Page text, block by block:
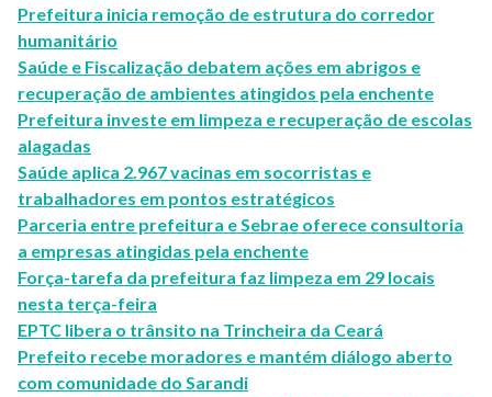
Prefeitura inicia remoção de estrutura do corredor
humanitário
Saúde e Fiscalização debatem ações em abrigos e
recuperação de ambientes atingidos pela enchente
Prefeitura investe em limpeza e recuperação de escolas
alagadas
Saúde aplica 2.967 vacinas em socorristas e
trabalhadores em pontos estratégicos
Parceria entre prefeitura e Sebrae oferece consultoria
a empresas atingidas pela enchente
Força-tarefa da prefeitura faz limpeza em 29 locais
nesta terça-feira
EPTC libera o trânsito na Trincheira da Ceará
Prefeito recebe moradores e mantém diálogo aberto
com comunidade do Sarandi